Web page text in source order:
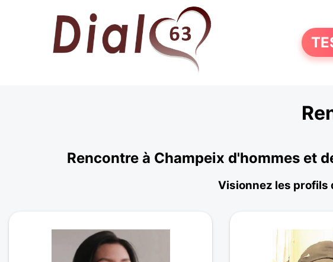
Rencontre à Champeix d'hommes et
Visionnez les profils